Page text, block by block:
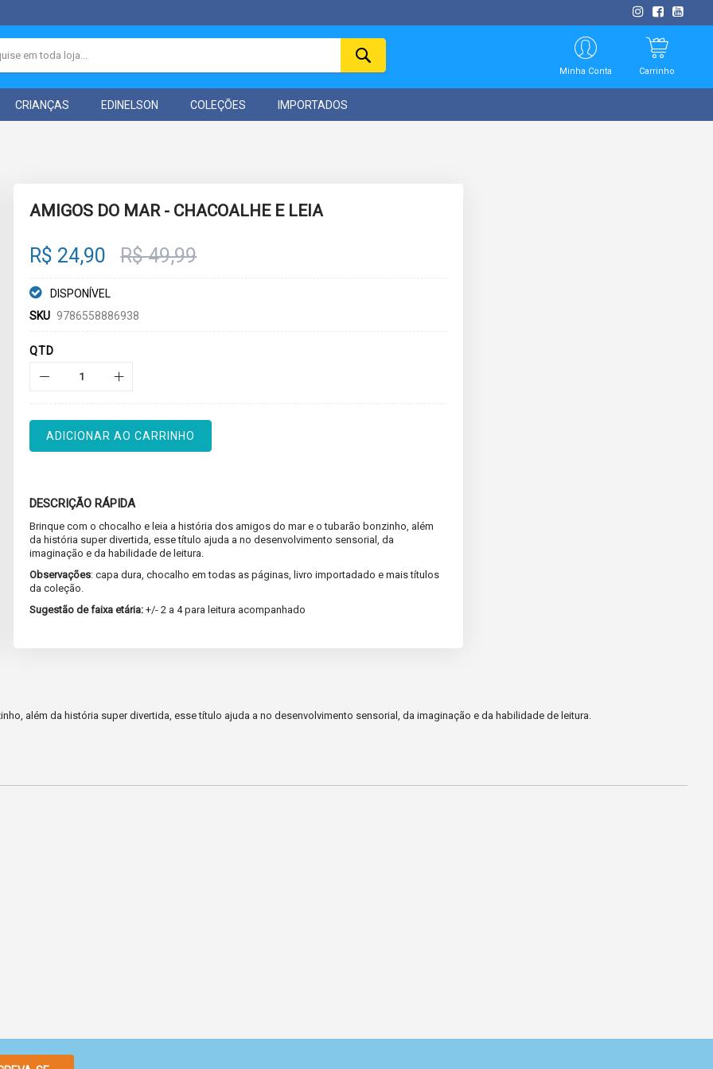
Minha Conta Carrinho
CRIANÇAS EDINELSON COLEÇÕES IMPORTADOS
AMIGOS DO MAR - CHACOALHE E LEIA
R$ 24,90 R$ 49,99
DISPONÍVEL
SKU 9786558886938
QTD
ADICIONAR AO CARRINHO
DESCRIÇÃO RÁPIDA
Brinque com o chocalho e leia a história dos amigos do mar e o tubarão bonzinho, além
da história super divertida, esse título ajuda a no desenvolvimento sensorial, da
imaginação e da habilidade de leitura.
Observações: capa dura, chocalho em todas as páginas, livro importadado e mais títulos
da coleção.
Sugestão de faixa etária: +/- 2 a 4 para leitura acompanhado
além da história super divertida, esse título ajuda a no desenvolvimento sensorial, da imaginação e da habilidade de leitura.